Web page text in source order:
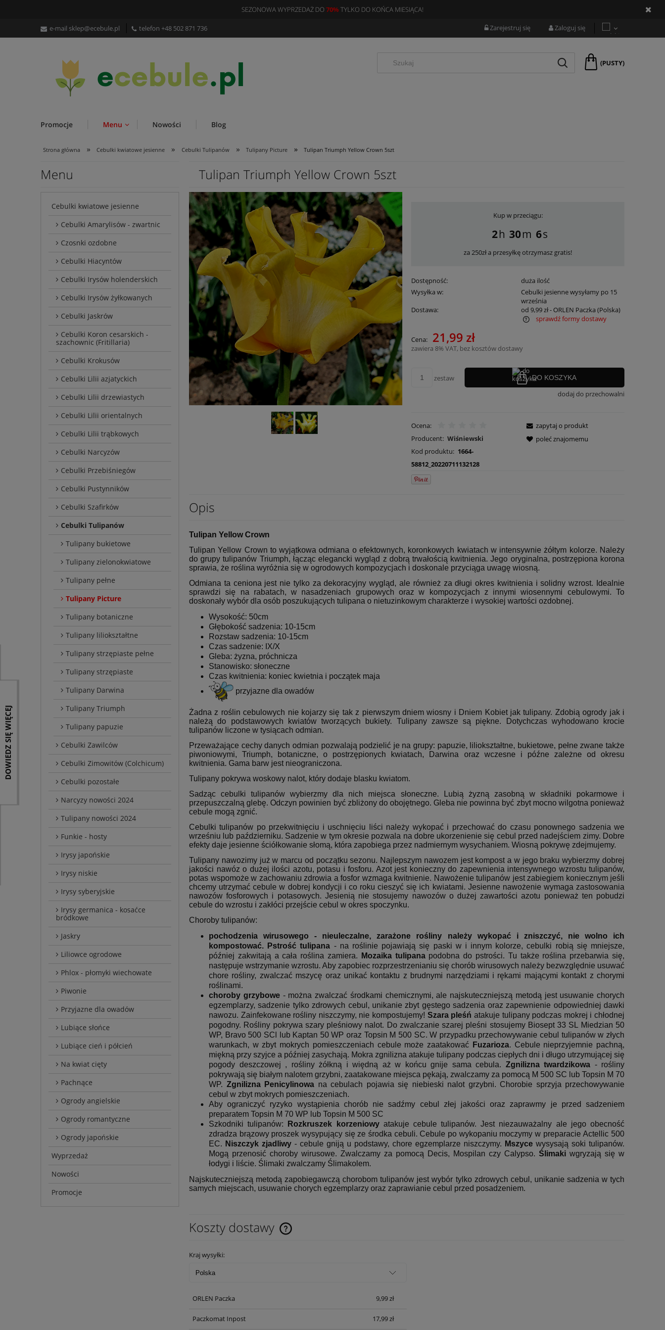
SEZONOWA WYPRZEDAŻ DO 70%TYLKO DO KOŃCA MIESIĄCA!
e-mail sklep@ecebule.pl telefon +48 502 871 736 Zarejestruj się Zaloguj się
(PUSTY)
Promocje Menu Nowości Blog
Strona główna » Cebulki kwiatowe jesienne » Cebulki Tulipanów » Tulipany Picture » Tulipan Triumph Yellow Crown 5szt
Menu
Cebulki kwiatowe jesienne
Cebulki Amarylisów - zwartnic
Czosnki ozdobne
Cebulki Hiacyntów
Cebulki Irysów holenderskich
Cebulki Irysów żyłkowanych
Cebulki Jaskrów
Cebulki Koron cesarskich -
szachownic (Fritillaria)
Cebulki Krokusów
Cebulki Lilii azjatyckich
Cebulki Lilii drzewiastych
Cebulki Lilii orientalnych
Cebulki Lilii trąbkowych
Cebulki Narcyzów
Cebulki Przebiśniegów
Cebulki Pustynników
Cebulki Szafirków
Cebulki Tulipanów
Tulipany bukietowe
Tulipany zielonokwiatowe
Tulipany pełne
Tulipany Picture
Tulipany botaniczne
Tulipany liliokształtne
Tulipany strzępiaste pełne
Tulipany strzępiaste
Tulipany Darwina
Tulipany Triumph
Tulipany papuzie
Cebulki Zawilców
Cebulki Zimowitów (Colchicum)
Cebulki pozostałe
Narcyzy nowości 2024
Tulipany nowości 2024
Funkie - hosty
Irysy japońskie
Irysy niskie
Irysy syberyjskie
Irysy germanica - kosaćce
bródkowe
Jaskry
Liliowce ogrodowe
Phlox - płomyki wiechowate
Piwonie
Przyjazne dla owadów
Lubiące słońce
Lubiące cień i półcień
Na kwiat cięty
Pachnące
Ogrody angielskie
Ogrody romantyczne
Ogrody japońskie
Wyprzedaż
Nowości
Promocje
Tulipan Triumph Yellow Crown 5szt
Kup w przeciągu:
2 30 5
za 250zł a przesyłkę otrzymasz gratis!
Dostępność:
duża ilość
Wysyłka w:
Cebulki jesienne wysyłamy po 15
września
Dostawa:
od 9,99 zł- ORLEN Paczka (Polska)
Cena nie zawiera ewentualnych kosztów
płatności
sprawdź formy dostawy
Cena: 21,99 zł
zawiera 8% VAT, bez kosztów dostawy
zestaw DO KOSZYKA
dodaj do przechowalni
Ocena:
Producent: Wiśniewski
Kod produktu: 1664-
58812_20220711132128
zapytaj o produkt
poleć znajomemu
Opis
Tulipan Yellow Crown
Tulipan Yellow Crown to wyjątkowa odmiana o efektownych, koronkowych kwiatach w intensywnie żółtym kolorze. Należy
do grupy tulipanów Triumph, łącząc elegancki wygląd z dobrą trwałością kwitnienia. Jego oryginalna, postrzępiona korona
sprawia, że roślina wyróżnia się w ogrodowych kompozycjach i doskonale przyciąga uwagę wiosną.
Odmiana ta ceniona jest nie tylko za dekoracyjny wygląd, ale również za długi okres kwitnienia i solidny wzrost. Idealnie
sprawdzi się na rabatach, w nasadzeniach grupowych oraz w kompozycjach z innymi wiosennymi cebulowymi. To
doskonały wybór dla osób poszukujących tulipana o nietuzinkowym charakterze i wysokiej wartości ozdobnej.
Wysokość: 50cm
Głębokość sadzenia: 10-15cm
Rozstaw sadzenia: 10-15cm
Czas sadzenie: IX/X
Gleba: żyzna, próchnicza
Stanowisko: słoneczne
Czas kwitnienia: koniec kwietnia i początek maja
przyjazne dla owadów
Żadna z roślin cebulowych nie kojarzy się tak z pierwszym dniem wiosny i Dniem Kobiet jak tulipany. Zdobią ogrody jak i
należą do podstawowych kwiatów tworzących bukiety. Tulipany zawsze są piękne. Dotychczas wyhodowano krocie
tulipanów liczone w tysiącach odmian.
Przeważające cechy danych odmian pozwalają podzielić je na grupy: papuzie, liliokształtne, bukietowe, pełne zwane także
piwoniowymi, Triumph, botaniczne, o postrzępionych kwiatach, Darwina oraz wczesne i późne zależne od okresu
kwitnienia. Gama barw jest nieograniczona.
Tulipany pokrywa woskowy nalot, który dodaje blasku kwiatom.
Sadząc cebulki tulipanów wybierzmy dla nich miejsca słoneczne. Lubią żyzną zasobną w składniki pokarmowe i
przepuszczalną glebę. Odczyn powinien być zbliżony do obojętnego. Gleba nie powinna być zbyt mocno wilgotna ponieważ
cebule mogą zgnić.
Cebulki tulipanów po przekwitnięciu i uschnięciu liści należy wykopać i przechować do czasu ponownego sadzenia we
wrześniu lub październiku. Sadzenie w tym okresie pozwala na dobre ukorzenienie się cebul przed nadejściem zimy. Dobre
efekty daje jesienne ściółkowanie słomą, która zapobiega przez nadmiernym wysychaniem. Wiosną pokrywę zdejmujemy.
Tulipany nawozimy już w marcu od początku sezonu. Najlepszym nawozem jest kompost a w jego braku wybierzmy dobrej
jakości nawóz o dużej ilości azotu, potasu i fosforu. Azot jest konieczny do zapewnienia intensywnego wzrostu tulipanów,
potas wspomoże w zachowaniu zdrowia a fosfor wzmaga kwitnienie. Nawożenie tulipanów jest zabiegiem koniecznym jeśli
chcemy utrzymać cebule w dobrej kondycji i co roku cieszyć się ich kwiatami. Jesienne nawożenie wymaga zastosowania
nawozów fosforowych i potasowych. Jesienią nie stosujemy nawozów o dużej zawartości azotu ponieważ ten pobudzi
cebule do wzrostu i zakłóci przejście cebul w okres spoczynku.
Choroby tulipanów:
pochodzenia wirusowego - nieuleczalne, zarażone rośliny należy wykopać i zniszczyć, nie wolno ich
kompostować. Pstrość tulipana - na roślinie pojawiają się paski w i innym kolorze, cebulki robią się mniejsze,
później zakwitają a cała roślina zamiera.
Mozaika tulipanapodobna do pstrości. Tu także roślina przebarwia się,
następuje wstrzymanie wzrostu. Aby zapobiec rozprzestrzenianiu się chorób wirusowych należy bezwzględnie usuwać
chore rośliny, zwalczać mszycę oraz unikać kontaktu z brudnymi narzędziami i rękami mającymi kontakt z chorymi
roślinami.
choroby grzybowe- można zwalczać środkami chemicznymi, ale najskuteczniejszą metodą jest usuwanie chorych
egzemplarzy, sadzenie tylko zdrowych cebul, unikanie zbyt gęstego sadzenia oraz zapewnienie odpowiedniej dawki
nawozu. Zainfekowane rośliny niszczymy, nie kompostujemy! Szara pleśń atakuje tulipany podczas mokrej i chłodnej
pogodny. Rośliny pokrywa szary pleśniowy nalot. Do zwalczanie szarej pleśni stosujemy Biosept 33 SL Miedzian 50
WP, Bravo 500 SCl lub Kaptan 50 WP oraz Topsin M 500 SC. W przypadku przechowywanie cebul tulipanów w złych
warunkach, w zbyt mokrych pomieszczeniach cebule może zaatakować Fuzarioza. Cebule nieprzyjemnie pachną,
miękną przy szyjce a później zasychają. Mokra zgnilizna atakuje tulipany podczas ciepłych dni i długo utrzymującej się
pogody deszczowej , rośliny żółkną i więdną aż w końcu gnije sama cebula. Zgnilizna twardzikowa - rośliny
pokrywają się białym nalotem grzybni, zaatakowane miejsca pękają, zwalczamy za pomocą M 500 SC lub Topsin M 70
WP. Zgnilizna Penicylinowa na cebulach pojawia się niebieski nalot grzybni. Chorobie sprzyja przechowywanie
cebul w zbyt mokrych pomieszczeniach.
Aby ograniczyć ryzyko wystąpienia chorób nie sadźmy cebul złej jakości oraz zaprawmy je przed sadzeniem
preparatem Topsin M 70 WP lub Topsin M 500 SC
Szkodniki tulipanów:
Rozkruszek korzeniowyatakuje cebule tulipanów. Jest niezauważalny ale jego obecność
zdradza brązowy proszek wysypujący się ze środka cebuli. Cebule po wykopaniu moczymy w preparacie Actellic 500
EC. Niszczyk zjadliwy - cebule gniją u podstawy, chore egzemplarze niszczymy. Mszyce wysysają soki tulipanów.
Mogą przenosić choroby wirusowe. Zwalczamy za pomocą Decis, Mospilan czy Calypso. Ślimaki wgryzają się w
łodygi i liście. Ślimaki zwalczamy Ślimakolem.
Najskuteczniejszą metodą zapobiegawczą chorobom tulipanów jest wybór tylko zdrowych cebul, unikanie sadzenia w tych
samych miejscach, usuwanie chorych egzemplarzy oraz zaprawianie cebul przed posadzeniem.
Koszty dostawy
Kraj wysyłki:
ORLEN Paczka 9,99 zł
Paczkomat Inpost 17,99 zł
DOWIEDZ SIĘ WIĘCEJ